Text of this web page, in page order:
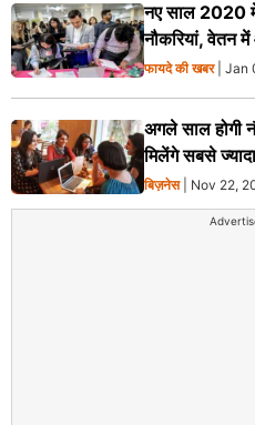
नए साल 2020 में
नौकरियां, वेतन में
फायदे की खबर| Jan
अगले साल होगी
मिलेंगे सबसे
बिज़नेस| Nov 22,